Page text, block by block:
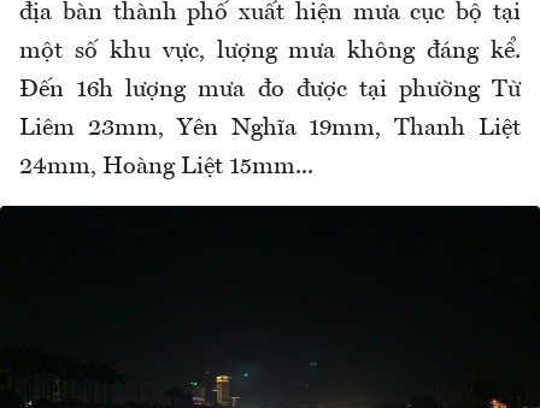
địa bàn thành phố xuất hiện mưa cục bộ tại
một số khu vực, lượng mưa không đáng kể.
Đến 16h lượng mưa đo được tại phường Từ
Liêm 23mm, Yên Nghĩa 19mm, Thanh Liệt
24mm, Hoàng Liệt 15mm...